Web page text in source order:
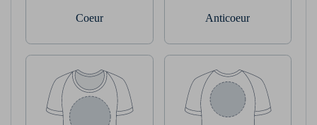
Coeur Anticoeur